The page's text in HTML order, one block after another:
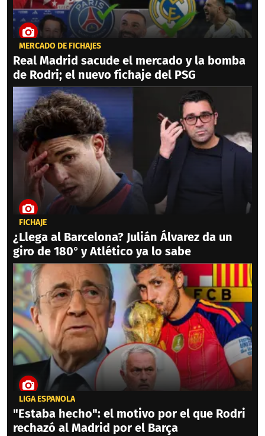
MERCADO DE FICHAJES
Real Madrid sacude el mercado y la bomba
de Rodri; el nuevo fichaje del PSG
FICHAJE
¿Llega al Barcelona? Julián Álvarez da un
giro de 180° y Atlético ya lo sabe
LIGA ESPAÑOLA
"Estaba hecho": el motivo por el que Rodri
rechazó al Madrid por el Barça